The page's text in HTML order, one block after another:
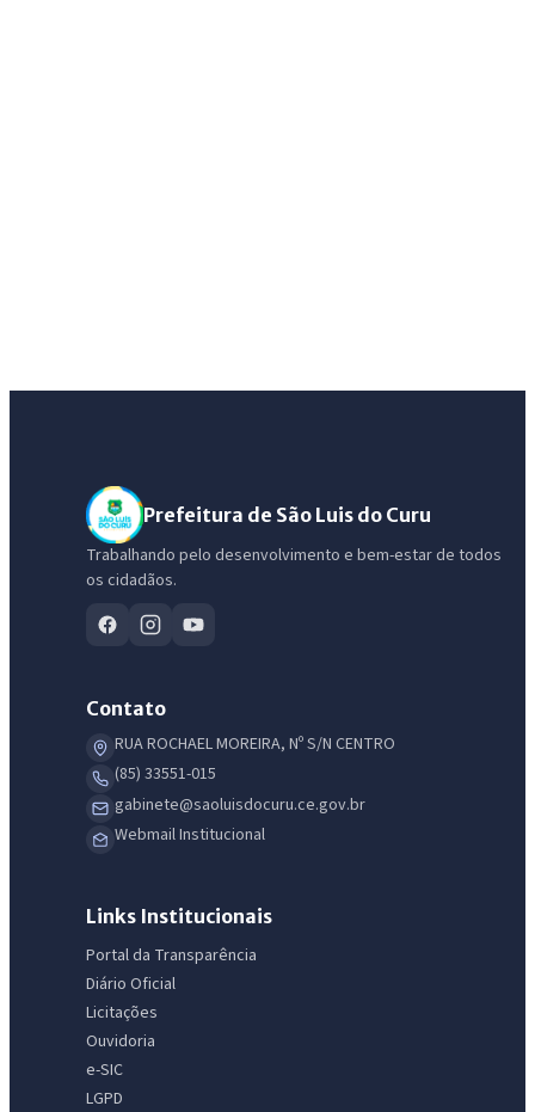
Prefeitura de São Luis do Curu
Trabalhando pelo desenvolvimento e bem-estar de todos
os cidadãos.
Contato
RUA ROCHAEL MOREIRA, Nº S/N CENTRO
(85) 33551-015
gabinete@saoluisdocuru.ce.gov.br
Webmail Institucional
Links Institucionais
Portal da Transparência
Diário Oficial
Licitações
Ouvidoria
e-SIC
LGPD
IntGest AI
Assistente do Portal
Olá. Pergunte sobre serviços, notícias, legislação, Diário Oficial,
licitações, estrutura ou transparência do município.